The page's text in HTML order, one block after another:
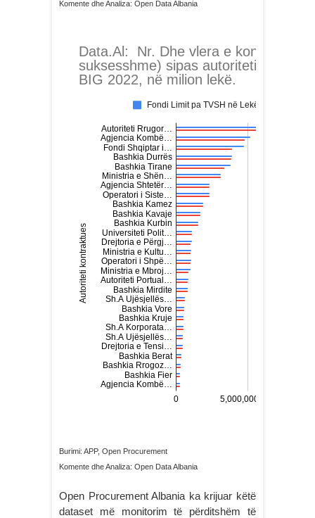
Komente dhe Analiza: Open Data Albania
Burimi: APP, Open Procurement
Komente dhe Analiza: Open Data Albania
Open Procurement Albania ka krijuar këtë
dataset më monitorim të përditshëm të